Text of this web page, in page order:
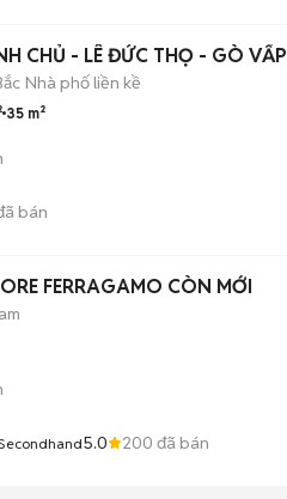
CHỦ - LÊ ĐỨC THỌ - GÒ VẤP
Nhà phố liền kề
35 m²
bán
FERRAGAMO CÒN MỚI
5.0 200 đã bán